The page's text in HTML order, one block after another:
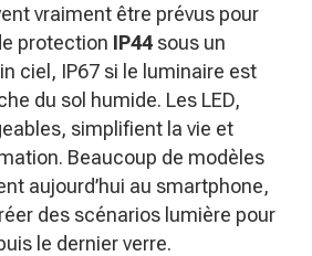
vraiment être prévus pour
protection IP44 sous un
ciel, IP67 si le luminaire est
du sol humide. Les LED,
simplifient la vie et
Beaucoup de modèles
aujourd’hui au smartphone,
des scénarios lumière pour
le dernier verre.